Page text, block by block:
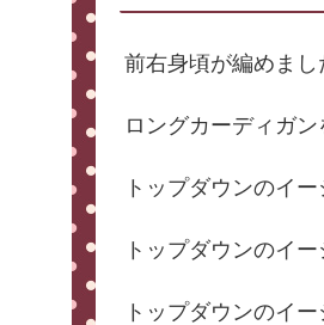
前右身頃が編めまし
ロングカーディガン
トップダウンのイ
トップダウンのイ
トップダウンのイ